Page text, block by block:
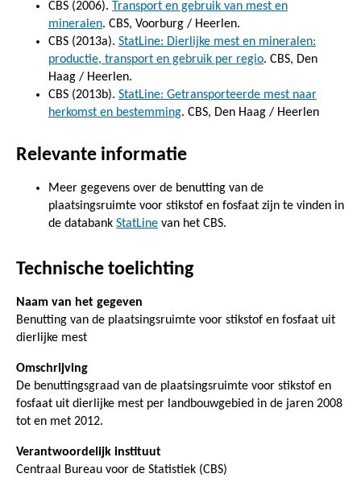
CBS (2006). Transport en gebruik van mest en
mineralen. CBS, Voorburg / Heerlen.
CBS (2013a). StatLine: Dierlijke mest en mineralen:
productie, transport en gebruik per regio. CBS, Den
Haag / Heerlen.
CBS (2013b). StatLine: Getransporteerde mest naar
herkomst en bestemming. CBS, Den Haag / Heerlen
Relevante informatie
Meer gegevens over de benutting van de
plaatsingsruimte voor stikstof en fosfaat zijn te vinden in
de databank StatLine van het CBS.
Technische toelichting
Naam van het gegeven
Benutting van de plaatsingsruimte voor stikstof en fosfaat uit
dierlijke mest
Omschrijving
De benuttingsgraad van de plaatsingsruimte voor stikstof en
fosfaat uit dierlijke mest per landbouwgebied in de jaren 2008
tot en met 2012.
Verantwoordelijk instituut
Centraal Bureau voor de Statistiek (CBS)